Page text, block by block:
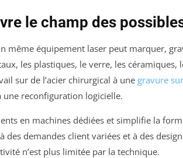
le champ des
même équipement laser peut marquer,
les plastiques, le verre, les céramiques,
sur de l’acier chirurgical à une gravure
une reconfiguration logicielle.
en machines dédiées et simplifie la
demandes client variées et à des
n’est plus limitée par la technique.